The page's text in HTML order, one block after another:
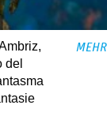
del
MEHR